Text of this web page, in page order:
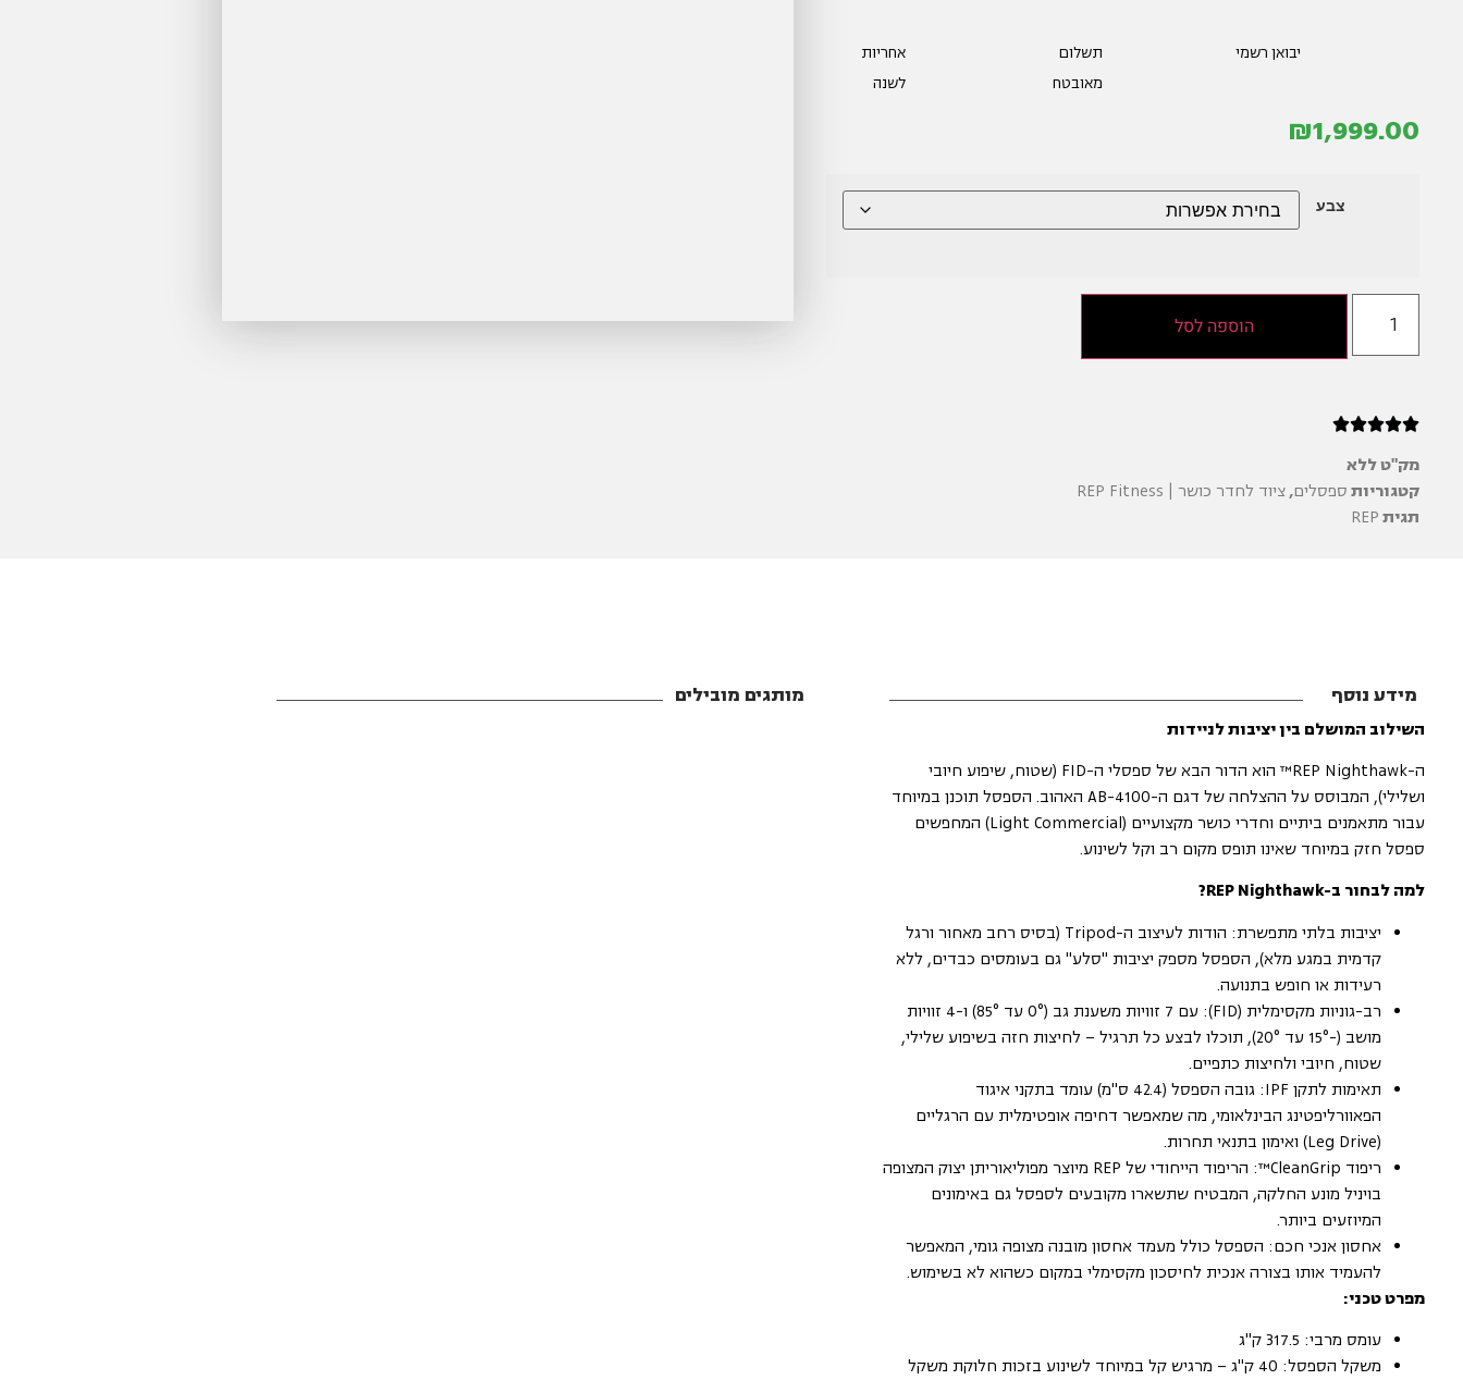
יבואן רשמי
תשלום
מאובטח
אחריות
לשנה
₪1,999.00
צבע
הוספה לסל





מק"טללא
קטגוריותספסלים,ציוד לחדר כושר | REP Fitness
תגיתREP
מידע נוסף
השילוב המושלם בין יציבות לניידות
ה-REP Nighthawk™ הוא הדור הבא של ספסלי ה-FID (שטוח, שיפוע חיובי
ושלילי), המבוסס על ההצלחה של דגם ה-AB-4100 האהוב. הספסל תוכנן במיוחד
עבור מתאמנים ביתיים וחדרי כושר מקצועיים (Light Commercial) המחפשים
ספסל חזק במיוחד שאינו תופס מקום רב וקל לשינוע.
למה לבחור ב-REP Nighthawk?
יציבות בלתי מתפשרת: הודות לעיצוב ה-Tripod (בסיס רחב מאחור ורגל
קדמית במגע מלא), הספסל מספק יציבות "סלע" גם בעומסים כבדים, ללא
רעידות או חופש בתנועה.
רב-גוניות מקסימלית (FID): עם 7 זוויות משענת גב (0° עד 85°) ו-4 זוויות
מושב (-15° עד 20°), תוכלו לבצע כל תרגיל – לחיצות חזה בשיפוע שלילי,
שטוח, חיובי ולחיצות כתפיים.
תאימות לתקן IPF: גובה הספסל (42.4 ס"מ) עומד בתקני איגוד
הפאוורליפטינג הבינלאומי, מה שמאפשר דחיפה אופטימלית עם הרגליים
(Leg Drive) ואימון בתנאי תחרות.
ריפוד CleanGrip™: הריפוד הייחודי של REP מיוצר מפוליאוריתן יצוק המצופה
בויניל מונע החלקה, המבטיח שתשארו מקובעים לספסל גם באימונים
המיוזעים ביותר.
אחסון אנכי חכם: הספסל כולל מעמד אחסון מובנה מצופה גומי, המאפשר
להעמיד אותו בצורה אנכית לחיסכון מקסימלי במקום כשהוא לא בשימוש.
מפרט טכני:
עומס מרבי: 317.5 ק"ג
משקל הספסל: 40 ק"ג – מרגיש קל במיוחד לשינוע בזכות חלוקת משקל
מותגים מובילים